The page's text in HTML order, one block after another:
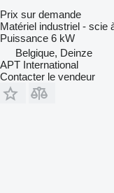
Prix sur demande
Matériel industriel - scie
Puissance 6 kW
Belgique, Deinze
APT International
Contacter le vendeur